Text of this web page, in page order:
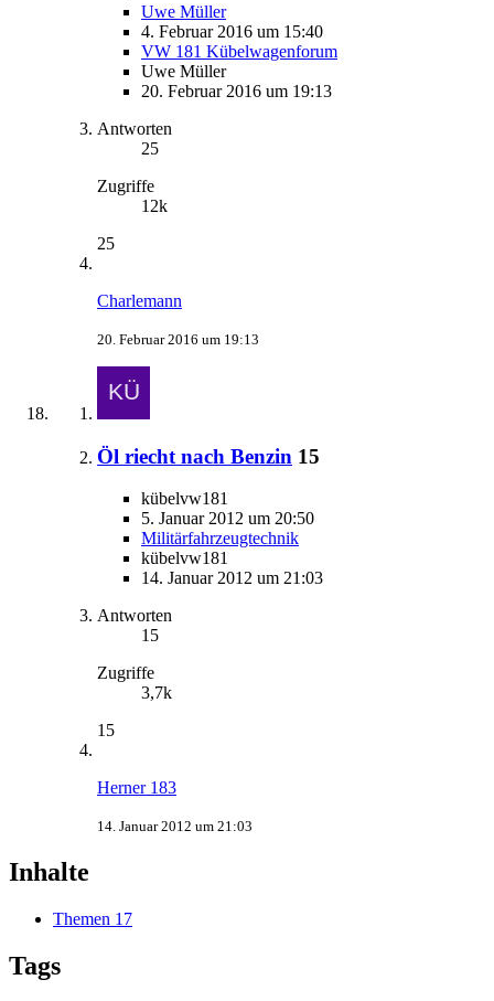
Uwe Müller
4. Februar 2016 um 15:40
VW 181 Kübelwagenforum
Uwe Müller
20. Februar 2016 um 19:13
Antworten
25
Zugriffe
12k
25
Charlemann
20. Februar 2016 um 19:13
Öl riecht nach Benzin 15
kübelvw181
5. Januar 2012 um 20:50
Militärfahrzeugtechnik
kübelvw181
14. Januar 2012 um 21:03
Antworten
15
Zugriffe
3,7k
15
Herner 183
14. Januar 2012 um 21:03
Inhalte
Themen 17
Tags